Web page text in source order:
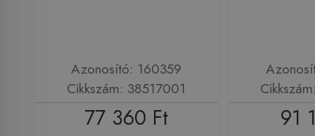
Azonosító: 160359
Cikkszám: 38517001
77 360 Ft 91